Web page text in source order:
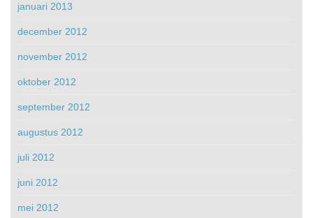
januari 2013
december 2012
november 2012
oktober 2012
september 2012
augustus 2012
juli 2012
juni 2012
mei 2012